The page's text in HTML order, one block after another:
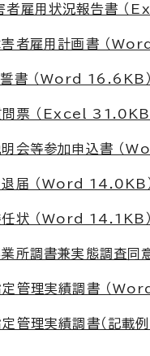
害者雇用状況報告書
害者雇用計画書 （
誓書 （Word 16.6KB）
問票 （Excel 31.0KB
明会等参加申込書 （
退届 （Word 14.0KB
任状 （Word 14.1KB）
業所調書兼実態調査
定管理実績調書 （
定管理実績調書（記載